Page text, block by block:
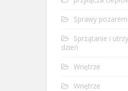
Sprawy
Sprzątanie i
dzień
Wnętrze
Wnętrze